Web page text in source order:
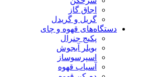
اجاق گاز
گریل و گریدل
دستگاه‌های قهوه و چای
پکیج جنرال
بویلر آبجوش
اسپرسوساز
آسیاب قهوه